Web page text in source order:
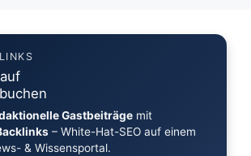
Gastbeiträgemit
– White-Hat-SEO auf einem
& Wissensportal.